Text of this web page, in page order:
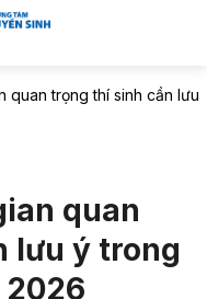
quan trọng thí sinh cần lưu
quan
lưu ý trong